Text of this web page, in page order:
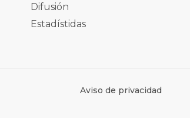
Difusión
Estadístidas
Aviso de privacidad